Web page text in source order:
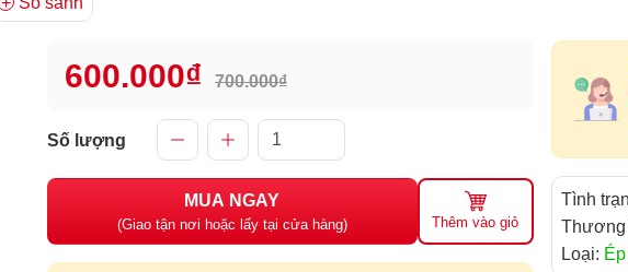
600.000₫ 700.000₫
Số lượng
MUA NGAY
(Giao tận nơi hoặc lấy tại cửa hàng) Thêm vào giỏ
Tình
Thương
Loại: